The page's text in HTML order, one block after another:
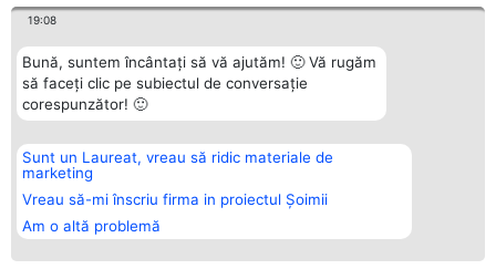
19:08
Bună, suntem încântați să vă ajutăm! 🙂 Vă rugăm
să faceți clic pe subiectul de conversație
corespunzător! 🙂
Sunt un Laureat, vreau să ridic materiale de
marketing
Vreau să-mi înscriu firma in proiectul Șoimii
Am o altă problemă
Organizator Ranking
BRIGHT SOLUTIONS BR SRL
Aleea Timisul De Sus 2 Bl. A30
Sc. A Et. 4 Ap. 13 Cod 061952
București
CUI 36737675
Plebiscyt
Lista Tuturor
Laureaților
Statut
Contact